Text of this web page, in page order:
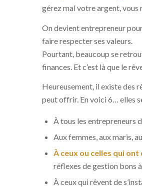
gérez mal votre argent,
On devient entrepreneur
faire respecter ses valeurs.
Pourtant, beaucoup se
finances. Et c’est là que le
Heureusement, il existe des
peut offrir. En voici 6… elles
À tous les entrepreneurs
Aux femmes, aux maris,
À ceux ou celles qui
réflexes de gestion bons
À ceux qui rêvent de